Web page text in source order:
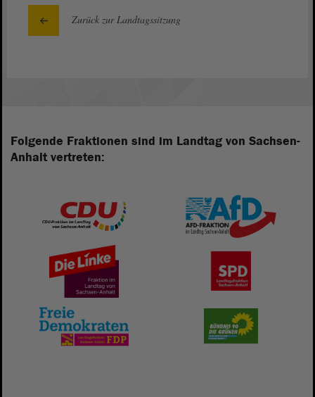
Zurück zur Landtagssitzung
Folgende Fraktionen sind im Landtag von Sachsen-
Anhalt vertreten: